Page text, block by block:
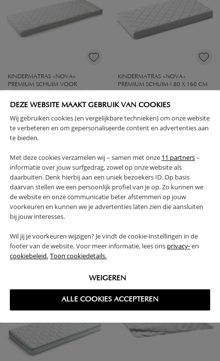
DEZE WEBSITE MAAKT GEBRUIK VAN COOKIES
Wij gebruiken cookies (en vergelijkbare technieken) om onze website
te verbeteren en om gepersonaliseerde content en advertenties aan
te bieden.
Met deze cookies verzamelen wij – samen met onze 11 partners–
informatie over jouw surfgedrag, zowel op onze website als
daarbuiten. Denk hierbij aan een uniek bezoekers ID. Op basis
daarvan stellen we een persoonlijk profiel van je op. Zo kunnen we
de website en onze communicatie beter afstemmen op jouw
voorkeuren en kunnen we je advertenties laten zien die aansluiten
bij jouw interesses.
Wil jij je voorkeuren wijzigen? Je vindt de cookie-instellingen in de
footer van de website. Voor meer informatie, lees ons privacy-en
cookiebeleid. Toon cookiedetails.
WEIGEREN
ALLE COOKIES ACCEPTEREN
KINDERMATRAS «NOVA»
PREMIUM SCHUIM VOOR
159,95
KINDERMATRAS «NOVA»
PREMIUM SCHUIM | 80 X 160 CM
129,95
70/80X160 CM
70/80X140 CM